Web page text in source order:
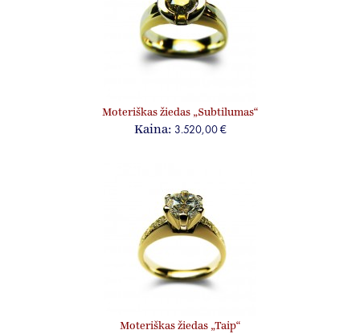
Moteriškas žiedas „Subtilumas“
Kaina: 3.520,00 €
Moteriškas žiedas „Taip“